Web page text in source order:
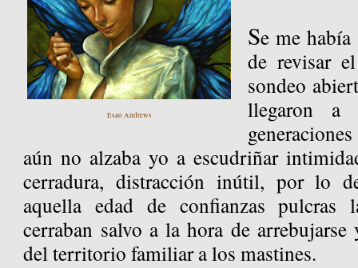
Esao Andrews
Se me había
de revisar
sondeo
llegaron a
aún no alzaba yo a escudriñar
cerradura, distracción inútil, por lo
aquella edad de confianzas pulcras
cerraban salvo a la hora de
del territorio familiar a los mastines.